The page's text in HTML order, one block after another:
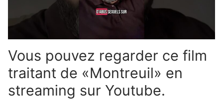
Vous pouvez regarder ce film
traitant de «Montreuil» en
streaming sur Youtube.